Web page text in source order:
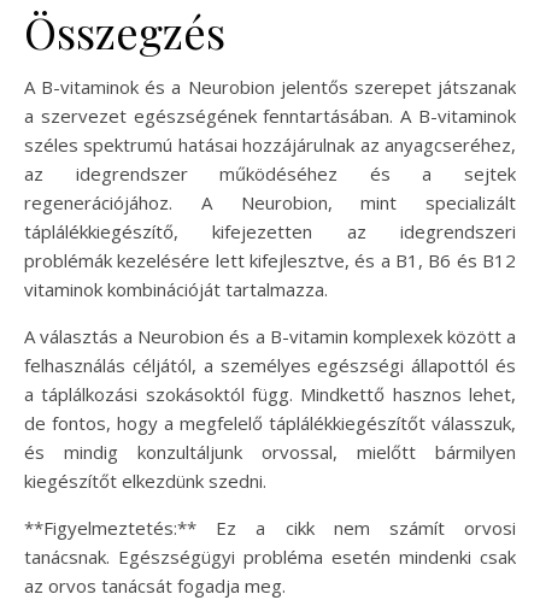
Összegzés
A B-vitaminok és a Neurobion jelentős szerepet játszanak
a szervezet egészségének fenntartásában. A B-vitaminok
széles spektrumú hatásai hozzájárulnak az anyagcseréhez,
az idegrendszer működéséhez és a sejtek
regenerációjához. A Neurobion, mint specializált
táplálékkiegészítő, kifejezetten az idegrendszeri
problémák kezelésére lett kifejlesztve, és a B1, B6 és B12
vitaminok kombinációját tartalmazza.
A választás a Neurobion és a B-vitamin komplexek között a
felhasználás céljától, a személyes egészségi állapottól és
a táplálkozási szokásoktól függ. Mindkettő hasznos lehet,
de fontos, hogy a megfelelő táplálékkiegészítőt válasszuk,
és mindig konzultáljunk orvossal, mielőtt bármilyen
kiegészítőt elkezdünk szedni.
**Figyelmeztetés:** Ez a cikk nem számít orvosi
tanácsnak. Egészségügyi probléma esetén mindenki csak
az orvos tanácsát fogadja meg.